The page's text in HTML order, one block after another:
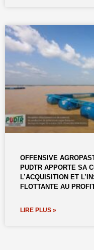
OFFENSIVE
PUDTR APPORTE SA
L’ACQUISITION ET
FLOTTANTE AU
LIRE PLUS »